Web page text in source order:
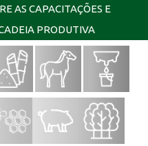
AS CAPACITAÇÕES E
PRODUTIVA